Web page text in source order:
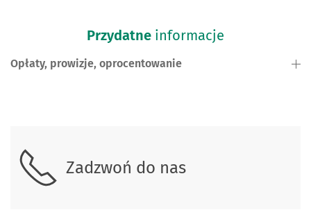
Przydatne informacje
Opłaty, prowizje, oprocentowanie
Zadzwoń do nas